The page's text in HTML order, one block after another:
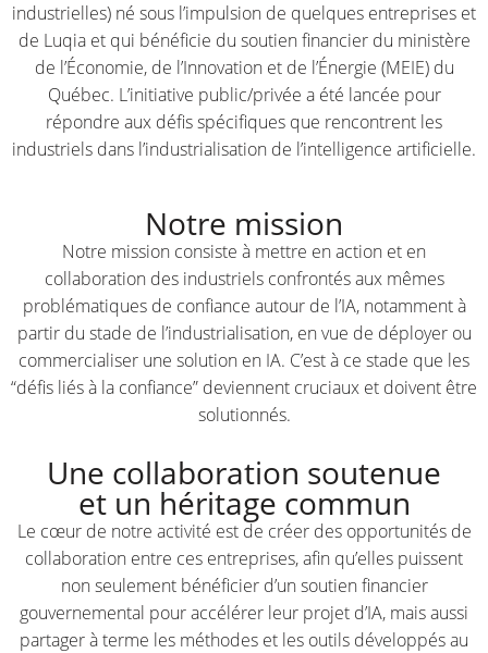
industrielles) né sous l’impulsion de quelques entreprises et
de Luqia et qui bénéficie du soutien financier du ministère
de l’Économie, de l’Innovation et de l’Énergie (MEIE) du
Québec. L’initiative public/privée a été lancée pour
répondre aux défis spécifiques que rencontrent les
industriels dans l’industrialisation de l’intelligence artificielle.
Notre mission
Notre mission consiste à mettre en action et en
collaboration des industriels confrontés aux mêmes
problématiques de confiance autour de l’IA, notamment à
partir du stade de l’industrialisation, en vue de déployer ou
commercialiser une solution en IA. C’est à ce stade que les
“défis liés à la confiance” deviennent cruciaux et doivent être
solutionnés.
Une collaboration soutenue
et un héritage commun
Le cœur de notre activité est de créer des opportunités de
collaboration entre ces entreprises, afin qu’elles puissent
non seulement bénéficier d’un soutien financier
gouvernemental pour accélérer leur projet d’IA, mais aussi
partager à terme les méthodes et les outils développés au